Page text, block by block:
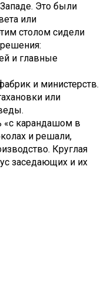
Это были
или
столом сидели
и главные
и министерств.
или
карандашом в
и решали,
Круглая
заседающих и их